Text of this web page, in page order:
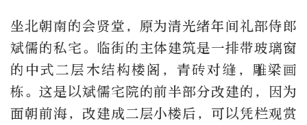
坐北朝南的会贤堂，原为清光绪年间礼部侍郎
斌儒的私宅。临街的主体建筑是一排带玻璃窗
的中式二层木结构楼阁，青砖对缝，雕梁画
栋。这是以斌儒宅院的前半部分改建的，因为
面朝前海，改建成二层小楼后，可以凭栏观赏